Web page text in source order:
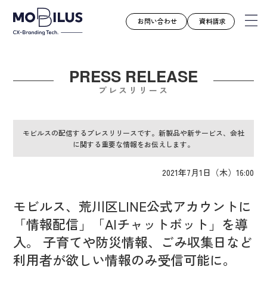
モビルスとは
導入事例
ユースケース
お役立ち資料
会社案内
採用情報
IR情報
お問い合わせ 資料請求
PRESS RELEASE
プレスリリース
モビルスの配信するプレスリリースです。新製品や新サービス、会社
に関する重要な情報をお伝えします。
2021年7月1日（木）16:00
モビルス、荒川区LINE公式アカウントに
「情報配信」「AIチャットボット」を導
入。 子育てや防災情報、ごみ収集日など
利用者が欲しい情報のみ受信可能に。